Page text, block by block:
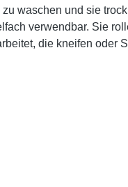
waschen und sie
verwendbar. Sie
die kneifen oder